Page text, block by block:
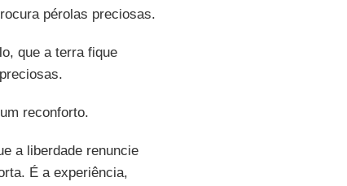
pérolas preciosas.
que a terra fique
reconforto.
a liberdade renuncie
É a experiência,